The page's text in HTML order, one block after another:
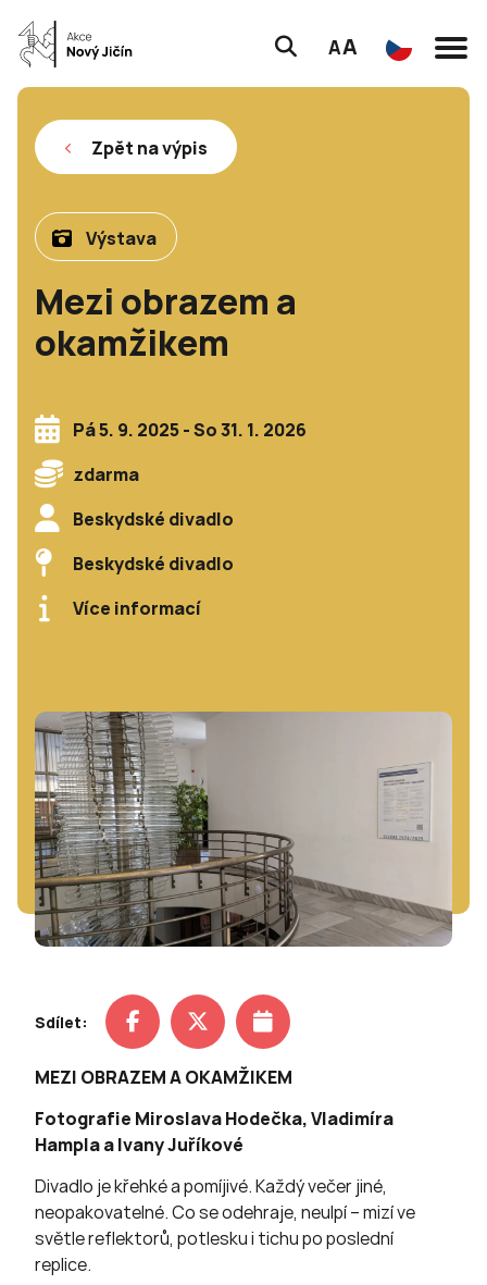
AA
Zpět na výpis
Výstava
Mezi obrazem a
okamžikem
Pá 5. 9. 2025 - So 31. 1. 2026
zdarma
Beskydské divadlo
Beskydské divadlo
Více informací
Sdílet:
MEZI OBRAZEM A OKAMŽIKEM
Fotografie Miroslava Hodečka, Vladimíra
Hampla a Ivany Juříkové
Divadlo je křehké a pomíjivé. Každý večer jiné,
neopakovatelné. Co se odehraje, neulpí – mizí ve
světle reflektorů, potlesku i tichu po poslední
replice.